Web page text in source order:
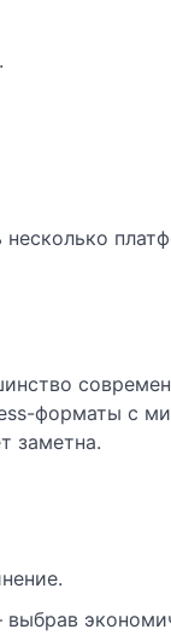
форматы с
заметна.
выбрав